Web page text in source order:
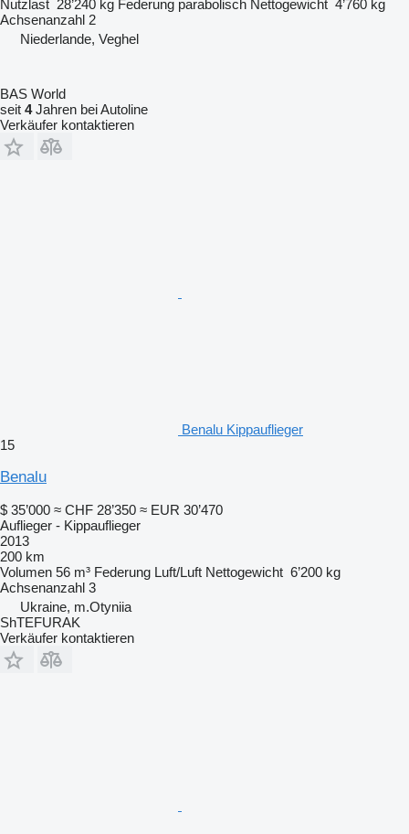
Nutzlast 28’240 kg Federung parabolisch Nettogewicht 4’760 kg
Achsenanzahl 2
Niederlande, Veghel
BAS World
seit 4Jahren bei Autoline
Verkäufer kontaktieren
Benalu Kippauflieger
15
Benalu
$ 35’000 ≈ CHF 28’350 ≈ EUR 30’470
Auflieger - Kippauflieger
2013
200 km
Volumen 56 m³ Federung Luft/Luft Nettogewicht 6’200 kg
Achsenanzahl 3
Ukraine, m.Otyniia
ShTEFURAK
Verkäufer kontaktieren